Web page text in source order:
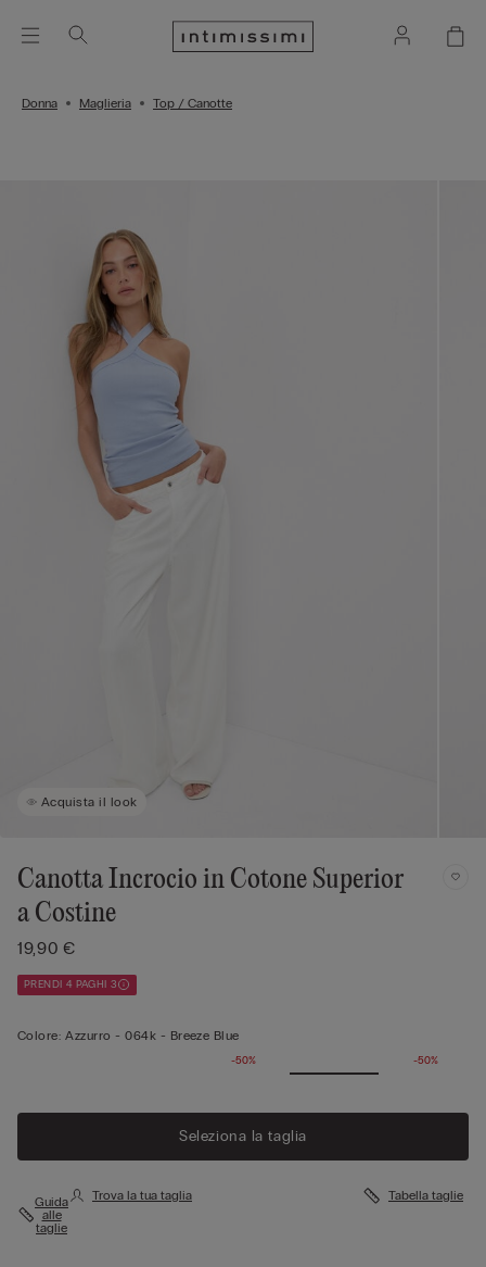
Donna Maglieria Top / Canotte
Acquista il look
Canotta Incrocio in Cotone Superior
a Costine
19,90 €
PRENDI 4 PAGHI 3
Colore: Azzurro -064k - Breeze Blue
-50% -50%
Seleziona la taglia
Guida
alle
taglie
Trova la tua taglia Tabella taglie